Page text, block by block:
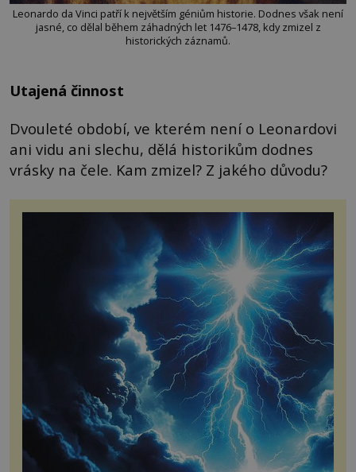
Leonardo da Vinci patří k největším géniům historie. Dodnes však není
jasné, co dělal během záhadných let 1476–1478, kdy zmizel z
historických záznamů.
Utajená činnost
Dvouleté období, ve kterém není o Leonardovi
ani vidu ani slechu, dělá historikům dodnes
vrásky na čele. Kam zmizel? Z jakého důvodu?